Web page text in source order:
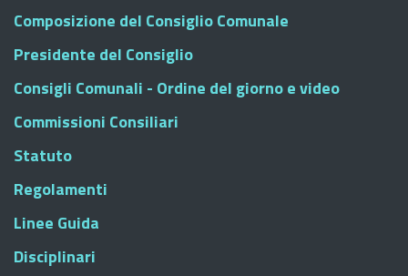
Composizione del Consiglio Comunale
Presidente del Consiglio
Consigli Comunali - Ordine del giorno e video
Commissioni Consiliari
Statuto
Regolamenti
Linee Guida
Disciplinari